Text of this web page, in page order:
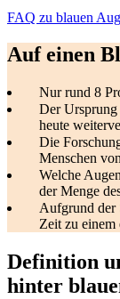
FAQ zu blauen
Auf einen
Nur rund 8
Der
heute
Die
Menschen
Welche
der Menge
Aufgrund der
Zeit zu einem
Definition
hinter